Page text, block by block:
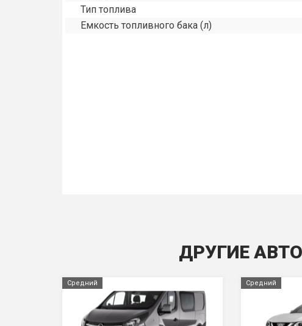
Тип топлива
Емкость топливного бака (л)
ДРУГИЕ
Средний Средний